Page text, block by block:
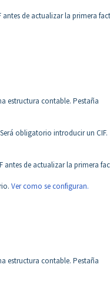
antes de actualizar la primera
estructura contable. Pestaña
Será obligatorio introducir un
antes de actualizar la primera
Ver como se configuran.
estructura contable. Pestaña